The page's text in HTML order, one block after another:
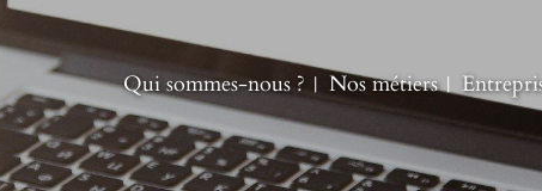
Qui sommes-nous ? Nos métiers